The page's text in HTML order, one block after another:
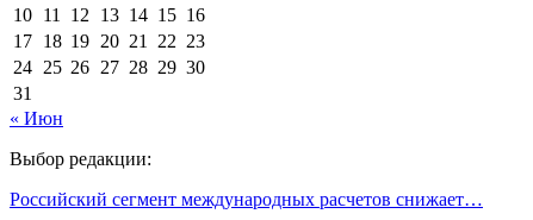
10 11 12 13 14 15 16
17 18 19 20 21 22 23
24 25 26 27 28 29 30
31
« Июн
Выбор редакции:
Российский сегмент международных расчетов снижает…